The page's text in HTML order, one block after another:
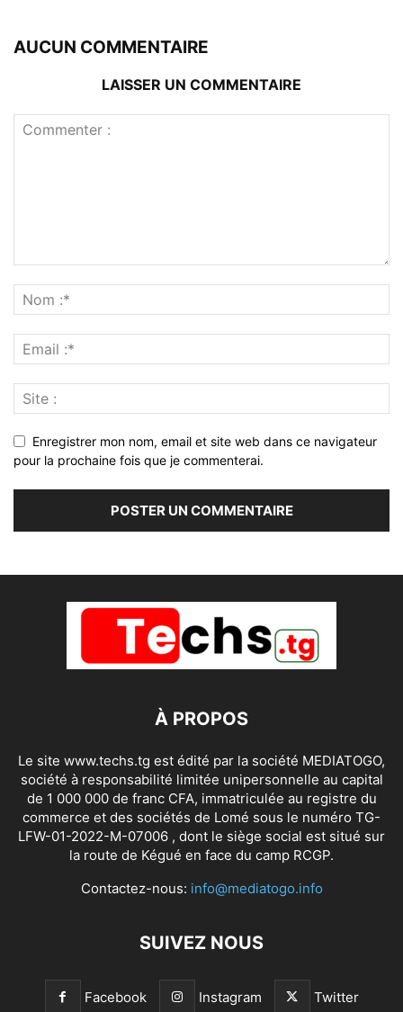
AUCUN COMMENTAIRE
LAISSER UN COMMENTAIRE
Enregistrer mon nom, email et site web dans ce navigateur
pour la prochaine fois que je commenterai.
À PROPOS
Le site www.techs.tg est édité par la société MEDIATOGO,
société à responsabilité limitée unipersonnelle au capital
de 1 000 000 de franc CFA, immatriculée au registre du
commerce et des sociétés de Lomé sous le numéro TG-
LFW-01-2022-M-07006 , dont le siège social est situé sur
la route de Kégué en face du camp RCGP.
Contactez-nous: info@mediatogo.info
SUIVEZ NOUS
Facebook Instagram Twitter